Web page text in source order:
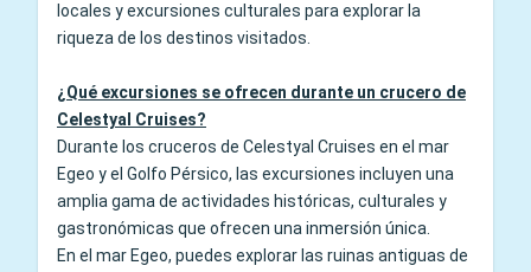
locales y excursiones culturales para explorar la
riqueza de los destinos visitados.
¿Qué excursiones se ofrecen durante un crucero de
Celestyal Cruises?
Durante los cruceros de Celestyal Cruises en el mar
Egeo y el Golfo Pérsico, las excursiones incluyen una
amplia gama de actividades históricas, culturales y
gastronómicas que ofrecen una inmersión única.
En el mar Egeo, puedes explorar las ruinas antiguas de